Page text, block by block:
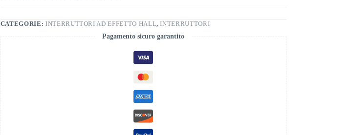
CATEGORIE: INTERRUTTORI AD EFFETTO HALL,INTERRUTTORI
Pagamento sicuro garantito